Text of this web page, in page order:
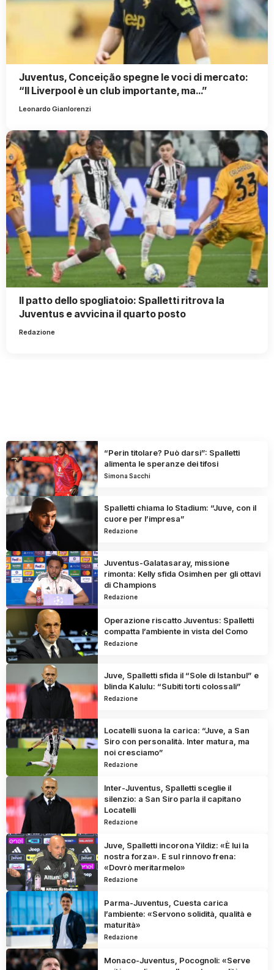
Juventus, Conceição spegne le voci di mercato:
“Il Liverpool è un club importante, ma…”
Leonardo Gianlorenzi
Il patto dello spogliatoio: Spalletti ritrova la
Juventus e avvicina il quarto posto
Redazione
“Perin titolare? Può darsi”: Spalletti
alimenta le speranze dei tifosi
Simona Sacchi
Spalletti chiama lo Stadium: “Juve, con il
cuore per l’impresa”
Redazione
Juventus-Galatasaray, missione
rimonta: Kelly sfida Osimhen per gli ottavi
di Champions
Redazione
Operazione riscatto Juventus: Spalletti
compatta l’ambiente in vista del Como
Redazione
Juve, Spalletti sfida il “Sole di Istanbul” e
blinda Kalulu: “Subiti torti colossali”
Redazione
Locatelli suona la carica: “Juve, a San
Siro con personalità. Inter matura, ma
noi cresciamo”
Redazione
Inter-Juventus, Spalletti sceglie il
silenzio: a San Siro parla il capitano
Locatelli
Redazione
Juve, Spalletti incorona Yildiz: «È lui la
nostra forza». E sul rinnovo frena:
«Dovrò meritarmelo»
Redazione
Parma-Juventus, Cuesta carica
l’ambiente: «Servono solidità, qualità e
maturità»
Redazione
Monaco-Juventus, Pocognoli: «Serve